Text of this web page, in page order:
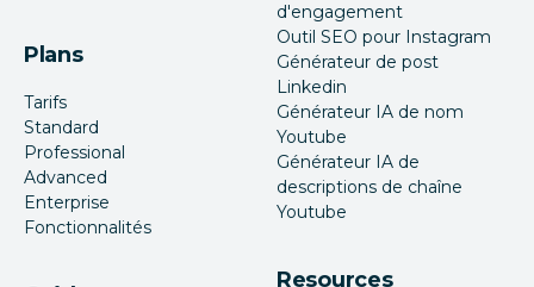
Plans
Tarifs
Standard
Professional
Advanced
Enterprise
Fonctionnalités
d'engagement
Outil SEO pour Instagram
Générateur de post
Linkedin
Générateur IA de nom
Youtube
Générateur IA de
descriptions de chaîne
Youtube
Resources